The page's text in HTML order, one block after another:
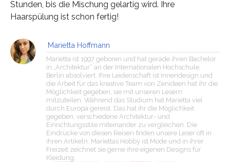
Stunden, bis die Mischung gelartig wird. Ihre
Haarspülung ist schon fertig!
Marietta Hoffmann
Marietta ist 1997 geboren und hat gerade ihren Bachelor
in „Architektur“ an der Internationalen Hochschule,
Berlin absolviert. Ihre Leidenschaft ist Innendesign und
die Arbeit für das kreative Team von Zenideen hat ihr die
Möglichkeit gegeben, sie mit unseren Lesern
mitzuteilen. Während das Studium hat Marietta viel
durch Europa gereist. Das hat ihr die Möglichkeit
gegeben, verschiedene Architektur- und
Einrichtungsstile miteinander zu vergleichen. Die
Eindrücke von diesen Reisen finden unsere Leser oft in
ihren Artikeln. Mariettas Hobby ist Mode und in ihrer
Freizeit zeichnet sie gerne ihre eigenen Designs für
Kleidung.